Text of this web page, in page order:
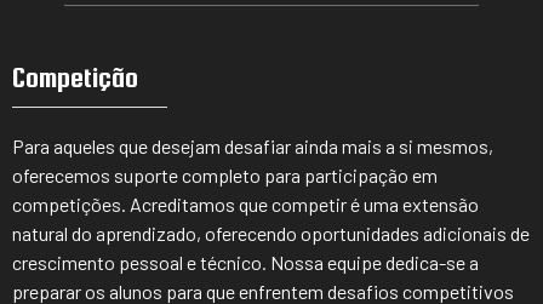
Competição
Para aqueles que desejam desafiar ainda mais a si mesmos,
oferecemos suporte completo para participação em
competições. Acreditamos que competir é uma extensão
natural do aprendizado, oferecendo oportunidades adicionais de
crescimento pessoal e técnico. Nossa equipe dedica-se a
preparar os alunos para que enfrentem desafios competitivos